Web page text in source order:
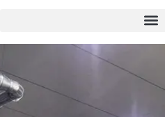
テ
ン
ツ
に